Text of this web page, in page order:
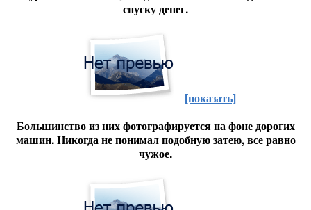
спуску денег.
[показать]
Большинство из них фотографируется на фоне дорогих
машин. Никогда не понимал подобную затею, все равно
чужое.